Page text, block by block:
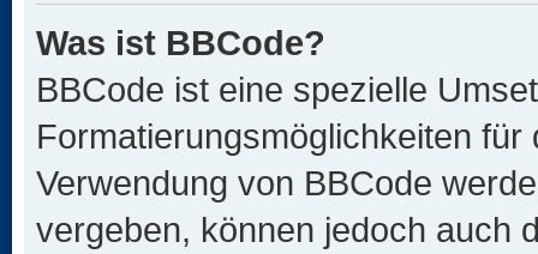
Was ist BBCode?
BBCode ist eine spezielle
Formatierungsmöglichkeiten
Verwendung von BBCode
vergeben, können jedoch auch